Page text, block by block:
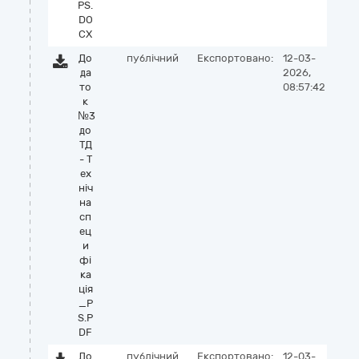
PS.
DO
CX
До
да
то
к
№3
до
ТД
- Т
ех
ніч
на
сп
ец
и
фі
ка
ція
_P
S.P
DF
публічний Експортовано:
12-03-
2026,
08:57:42
До
публічний Експортовано:
12-03-